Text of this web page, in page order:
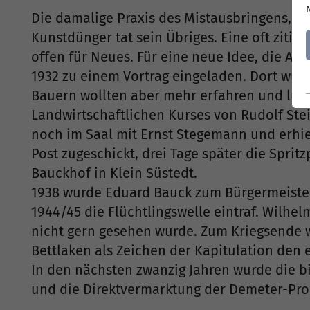
Die damalige Praxis des Mistausbringens,
Kunstdünger tat sein Übriges. Eine oft
offen für Neues. Für eine neue Idee, die
1932 zu einem Vortrag eingeladen. Dort
Bauern wollten aber mehr erfahren und
Landwirtschaftlichen Kurses von Rudolf
noch im Saal mit Ernst Stegemann und
Post zugeschickt, drei Tage später die
Bauckhof in Klein Süstedt.
1938 wurde Eduard Bauck zum
1944/45 die Flüchtlingswelle eintraf.
nicht gern gesehen wurde. Zum
Bettlaken als Zeichen der Kapitulation den
In den nächsten zwanzig Jahren wurde
und die Direktvermarktung der Demeter-